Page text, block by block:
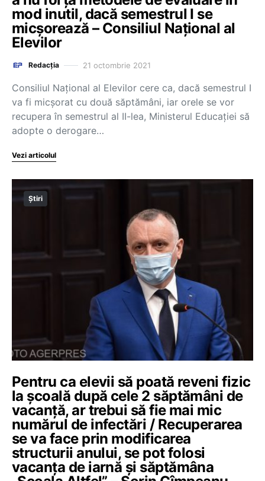
mod inutil, dacă semestrul I se
micșorează – Consiliul Național al
Elevilor
Redacția 21 octombrie 2021
Consiliul Național al Elevilor cere ca, dacă semestrul I
va fi micșorat cu două săptămâni, iar orele se vor
recupera în semestrul al II-lea, Ministerul Educației să
adopte o derogare…
Vezi articolul
Știri
Pentru ca elevii să poată reveni fizic
la școală după cele 2 săptămâni de
vacanță, ar trebui să fie mai mic
numărul de infectări / Recuperarea
se va face prin modificarea
structurii anului, se pot folosi
vacanța de iarnă și săptămâna